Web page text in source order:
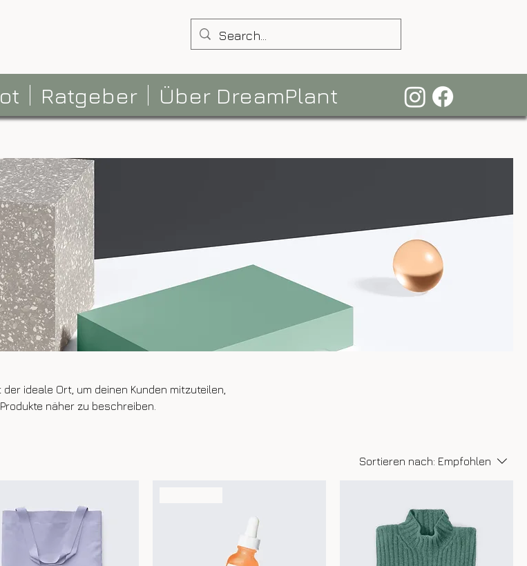
Ratgeber Über DreamPlant
ideale Ort, um deinen Kunden mitzuteilen,
näher zu beschreiben.
Sortieren nach: Empfohlen